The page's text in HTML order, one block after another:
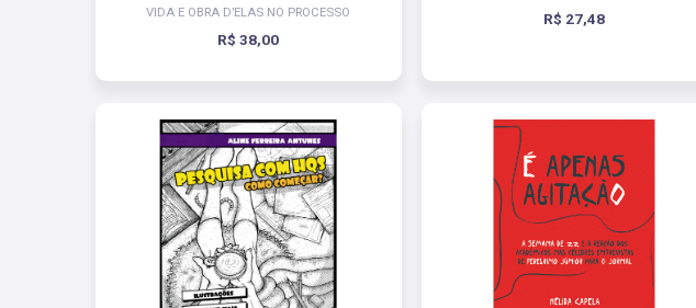
VIDA E OBRA D’ELAS NO PROCESSO
R$ 38,00
R$ 27,48